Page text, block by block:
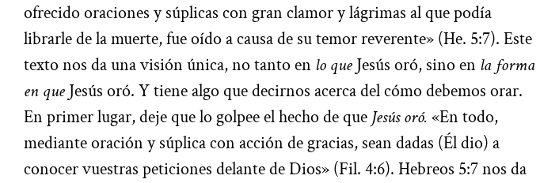
ofrecido oraciones y súplicas con gran clamor y lágrimas al que podía
librarle de la muerte, fue oído a causa de su temor reverente» (He. 5:7). Este
texto nos da una visión única, no tanto en lo que Jesús oró, sino en la forma
en que Jesús oró. Y tiene algo que decirnos acerca del cómo debemos orar.
En primer lugar, deje que lo golpee el hecho de que Jesúsoró. «En todo,
mediante oración y súplica con acción de gracias, sean dadas (Él dio) a
conocer vuestras peticiones delante de Dios» (Fil. 4:6). Hebreos 5:7 nos da